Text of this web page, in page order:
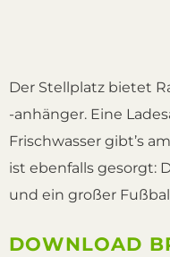
Der Stellplatz bietet
-anhänger. Eine
Frischwasser gibt’s
ist ebenfalls gesorgt:
und ein großer
DOWNLOAD